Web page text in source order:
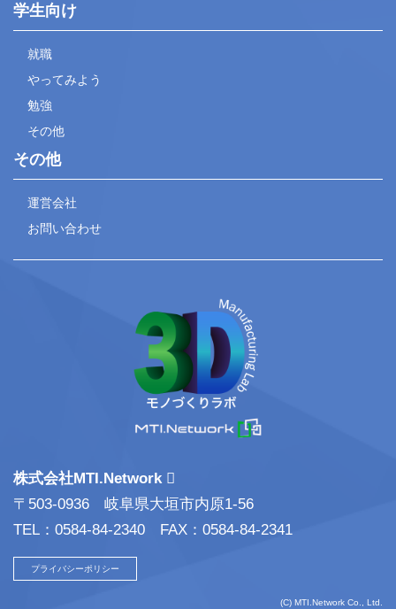
学生向け
就職
やってみよう
勉強
その他
その他
運営会社
お問い合わせ
株式会社MTI.Network
〒503-0936 岐阜県大垣市内原1-56
TEL：0584-84-2340 FAX：0584-84-2341
プライバシーポリシー
(C) MTI.Network Co., Ltd.